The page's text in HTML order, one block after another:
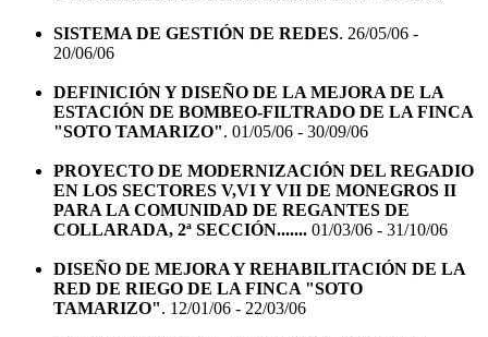
SISTEMA DE GESTIÓN DE REDES. 26/05/06 -
20/06/06
DEFINICIÓN Y DISEÑO DE LA MEJORA DE LA
ESTACIÓN DE BOMBEO-FILTRADO DE LA FINCA
"SOTO TAMARIZO". 01/05/06 - 30/09/06
PROYECTO DE MODERNIZACIÓN DEL REGADIO
EN LOS SECTORES V,VI Y VII DE MONEGROS II
PARA LA COMUNIDAD DE REGANTES DE
COLLARADA, 2ª SECCIÓN....... 01/03/06 - 31/10/06
DISEÑO DE MEJORA Y REHABILITACIÓN DE LA
RED DE RIEGO DE LA FINCA "SOTO
TAMARIZO". 12/01/06 - 22/03/06